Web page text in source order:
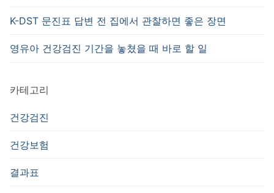
K-DST 문진표 답변 전 집에서 관찰하면 좋은 장면
영유아 건강검진 기간을 놓쳤을 때 바로 할 일
카테고리
건강검진
건강보험
결과표